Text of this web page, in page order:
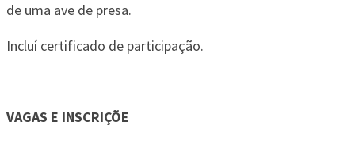
de uma ave de presa.
Incluí certificado de participação.
VAGAS E INSCRIÇÕE